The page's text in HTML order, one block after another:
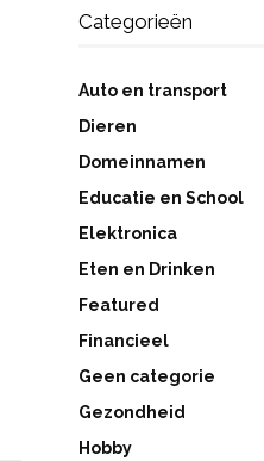
Categorieën
Auto en transport
Dieren
Domeinnamen
Educatie en School
Elektronica
Eten en Drinken
Featured
Financieel
Geen categorie
Gezondheid
Hobby